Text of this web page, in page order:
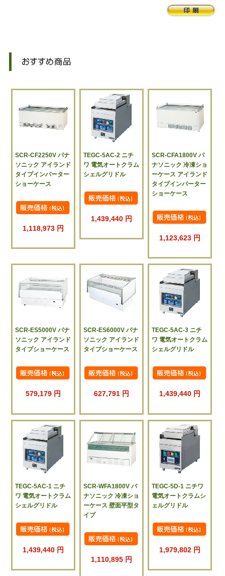
SCR-CF2250V パナ
ソニック アイランド
タイプインバーター
ショーケース
1,118,973 円
TEGC-5AC-2 ニチ
ワ 電気オートクラム
シェルグリドル
1,439,440 円
SCR-CFA1800V パ
ナソニック 冷凍ショ
ーケース アイランド
タイプインバーター
ショーケース
1,123,623 円
SCR-ES5000V パナ
ソニック アイランド
タイプショーケース
579,179 円
SCR-ES6000V パナ
ソニック アイランド
タイプショーケース
627,791 円
TEGC-5AC-3 ニチ
ワ 電気オートクラム
シェルグリドル
1,439,440 円
TEGC-5AC-1 ニチ
ワ 電気オートクラム
シェルグリドル
1,439,440 円
SCR-WFA1800V パ
ナソニック 冷凍ショ
ーケース 壁面平型タ
イプ
1,110,895 円
TEGC-5D-1 ニチワ
電気オートクラムシ
ェルグリドル
1,979,802 円